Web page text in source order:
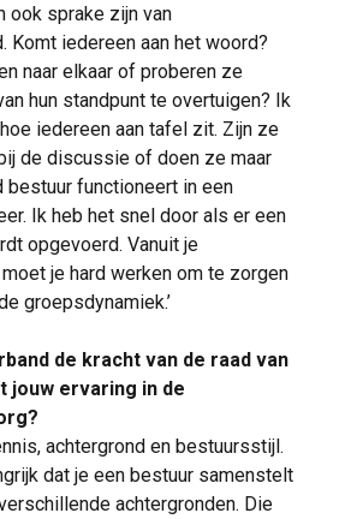
ook sprake zijn van
Komt iedereen aan het woord?
naar elkaar of proberen ze
hun standpunt te overtuigen? Ik
iedereen aan tafel zit. Zijn ze
de discussie of doen ze maar
bestuur functioneert in een
Ik heb het snel door als er een
opgevoerd. Vanuit je
je hard werken om te zorgen
groepsdynamiek.’
de kracht van de raad van
jouw ervaring in de
achtergrond en bestuursstijl.
dat je een bestuur samenstelt
achtergronden. Die